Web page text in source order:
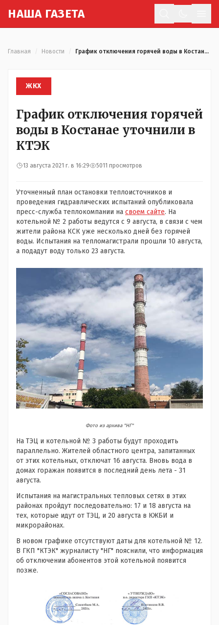
НАША ГАЗЕТА
Главная Новости График отключения горячей воды в Костанае уточнили в КТЭК
ЖКХ
График отключения горячей
воды в Костанае уточнили в
КТЭК
13 августа 2021 г. в 16:29 5011 просмотров
Уточненный план остановки теплоисточников и
проведения гидравлических испытаний опубликовала
пресс-служба теплокомпании на своем сайте. На
котельной № 2 работы ведутся с 9 августа, в связи с чем
жители района КСК уже несколько дней без горячей
воды. Испытания на тепломагистрали прошли 10 августа,
а подадут воду только 23 августа.
Фото из архива "НГ"
На ТЭЦ и котельной № 3 работы будут проходить
параллельно. Жителей областного центра, запитанных
от этих котельных, отключат 16 августа. Вновь вода в
домах горажан появится в последний день лета - 31
августа.
Испытания на магистральных тепловых сетях в этих
районах пройдут последовательно: 17 и 18 августа на
тех, которые идут от ТЭЦ, и 20 августа в КЖБИ и
микрорайонах.
В новом графике отсутствуют даты для котельной № 12.
В ГКП "КТЭК" журналисту "НГ" пояснили, что информация
об отключении абонентов этой котельной появится
позже.